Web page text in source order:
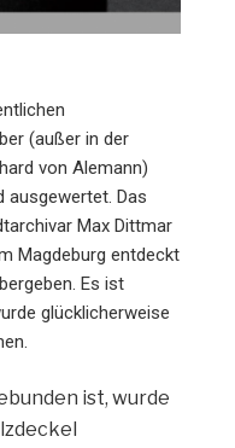
(außer in der
von Alemann)
ausgewertet. Das
Max Dittmar
Magdeburg entdeckt
Es ist
glücklicherweise
ist, wurde